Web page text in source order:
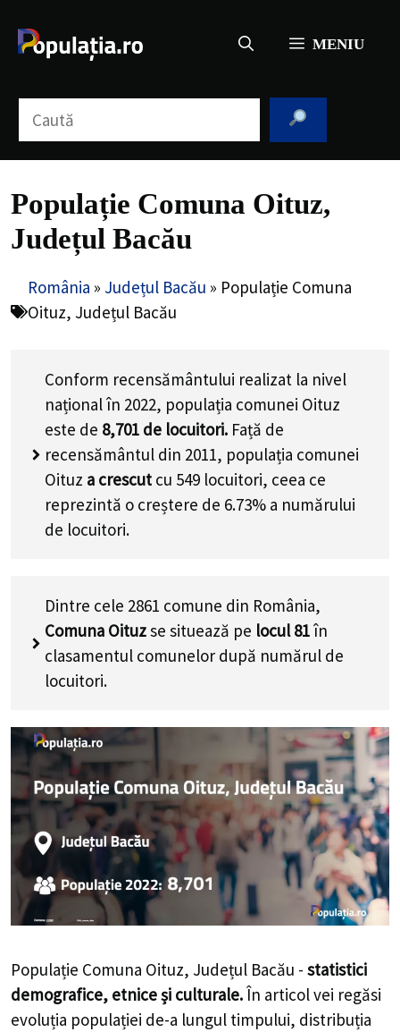
conținut
MENIU
Populație Comuna Oituz,
Județul Bacău
România » Județul Bacău » Populație Comuna
Oituz, Județul Bacău
Conform recensământului realizat la nivel
național în 2022, populația comunei Oituz
este de 8,701 de locuitori. Față de
recensământul din 2011, populația comunei
Oituz a crescut cu 549 locuitori, ceea ce
reprezintă o creștere de 6.73% a numărului
de locuitori.
Dintre cele 2861 comune din România,
Comuna Oituzse situează pe locul 81în
clasamentul comunelor după numărul de
locuitori.
Populație Comuna Oituz, Județul Bacău - statistici
demografice, etnice și culturale.În articol vei regăsi
evoluția populației de-a lungul timpului, distribuția